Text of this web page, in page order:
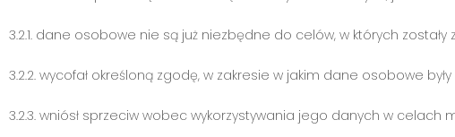
3.2.1. dane osobowe nie są już niezbędne do celów, w których
3.2.2. wycofał określoną zgodę, w zakresie w jakim dane osobowe
3.2.3. wniósł sprzeciw wobec wykorzystywania jego danych w celach